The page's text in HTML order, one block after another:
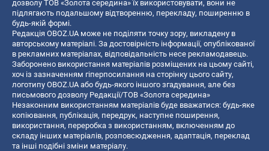
дозволу ТОВ «Золота середина» їх використовувати, вони не
підлягають подальшому відтворенню, перекладу, поширенню в
будь-якій формі.
Редакція OBOZ.UA може не поділяти точку зору, викладену в
авторському матеріалі. За достовірність інформації, опублікованої
в рекламних матеріалах, відповідальність несе рекламодавець.
Заборонено використання матеріалів розміщених на цьому сайті,
хоч із зазначенням гіперпосилання на сторінку цього сайту,
логотипу OBOZ.UA або будь-якого іншого згадування, але без
письмового дозволу Редакції/ТОВ «Золота середина»
Незаконним використанням матеріалів буде вважатися: будь-яке
копiювання, публiкацiя, передрук, наступне поширення,
використання, переробка з використанням, включенням до
складу інших матеріалів, розповсюдження, адаптація, переклад
та інші подібні зміни матеріалу.